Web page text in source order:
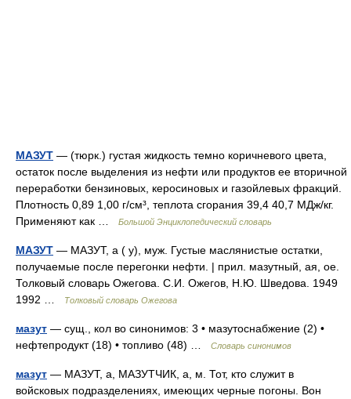
МАЗУТ — (тюрк.) густая жидкость темно коричневого цвета,
остаток после выделения из нефти или продуктов ее вторичной
переработки бензиновых, керосиновых и газойлевых фракций.
Плотность 0,89 1,00 г/см³, теплота сгорания 39,4 40,7 МДж/кг.
Применяют как …
Большой Энциклопедический словарь
МАЗУТ — МАЗУТ, а ( у), муж. Густые маслянистые остатки,
получаемые после перегонки нефти. | прил. мазутный, ая, ое.
Толковый словарь Ожегова. С.И. Ожегов, Н.Ю. Шведова. 1949
1992 …
Толковый словарь Ожегова
мазут — сущ., кол во синонимов: 3 • мазутоснабжение (2) •
нефтепродукт (18) • топливо (48) …
Словарь синонимов
мазут — МАЗУТ, а, МАЗУТЧИК, а, м. Тот, кто служит в
войсковых подразделениях, имеющих черные погоны. Вон